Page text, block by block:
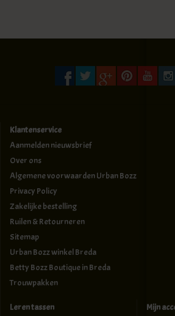
Klantenservice
Aanmelden nieuwsbrief
Over ons
Algemene voorwaarden Urban Bozz
Privacy Policy
Zakelijke bestelling
Ruilen & Retourneren
Sitemap
Urban Bozz winkel Breda
Betty Bozz Boutique in Breda
Trouwpakken
Leren tassen
Mijn